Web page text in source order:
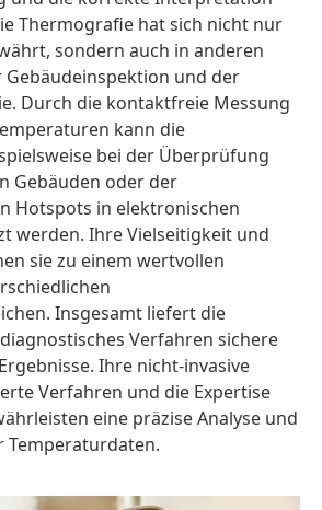
Thermografie hat sich nicht nur
sondern auch in anderen
Gebäudeinspektion und der
Durch die kontaktfreie Messung
kann die
bei der Überprüfung
Gebäuden oder der
Hotspots in elektronischen
werden. Ihre Vielseitigkeit und
sie zu einem wertvollen
Insgesamt liefert die
Verfahren sichere
Ihre nicht-invasive
Verfahren und die Expertise
eine präzise Analyse und